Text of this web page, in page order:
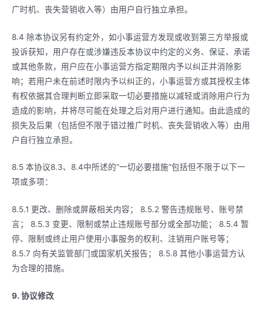
广时机、丧失营销收入等）由用户自行独立承担。
8.4 除本协议另有约定外，如小事运营方发现或收到第三方举报或
投诉获知，用户存在或涉嫌违反本协议中约定的义务、保证、承诺
或其他条款，用户应在小事运营方指定期限内予以纠正并消除影
响；若用户未在前述时限内予以纠正的，小事运营方或其授权主体
有权依据其合理判断立即采取一切必要措施以减轻或消除用户行为
造成的影响，并将尽可能在处理之后对用户进行通知。由此造成的
损失及后果（包括但不限于错过推广时机、丧失营销收入等）由用
户自行独立承担。
8.5 本协议8.3、8.4中所述的“一切必要措施”包括但不限于以下一
项或多项：
8.5.1 更改、删除或屏蔽相关内容； 8.5.2 警告违规账号、账号禁
言； 8.5.3 变更、限制或禁止违规账号部分或全部功能； 8.5.4 暂
停、限制或终止用户使用小事服务的权利、注销用户账号等；
8.5.7 向有关监管部门或国家机关报告； 8.5.8 其他小事运营方认
为合理的措施。
9. 协议修改